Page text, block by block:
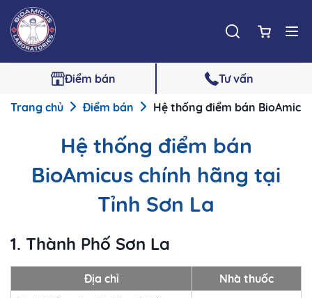
Điểm bán Tư vấn
Trang chủ Điểm bán Hệ thống điểm bán
Hệ thống điểm bán
BioAmicus chính hãng tại
Tỉnh Sơn La
1. Thành Phố Sơn La
Địa chỉ
Nhà thuốc